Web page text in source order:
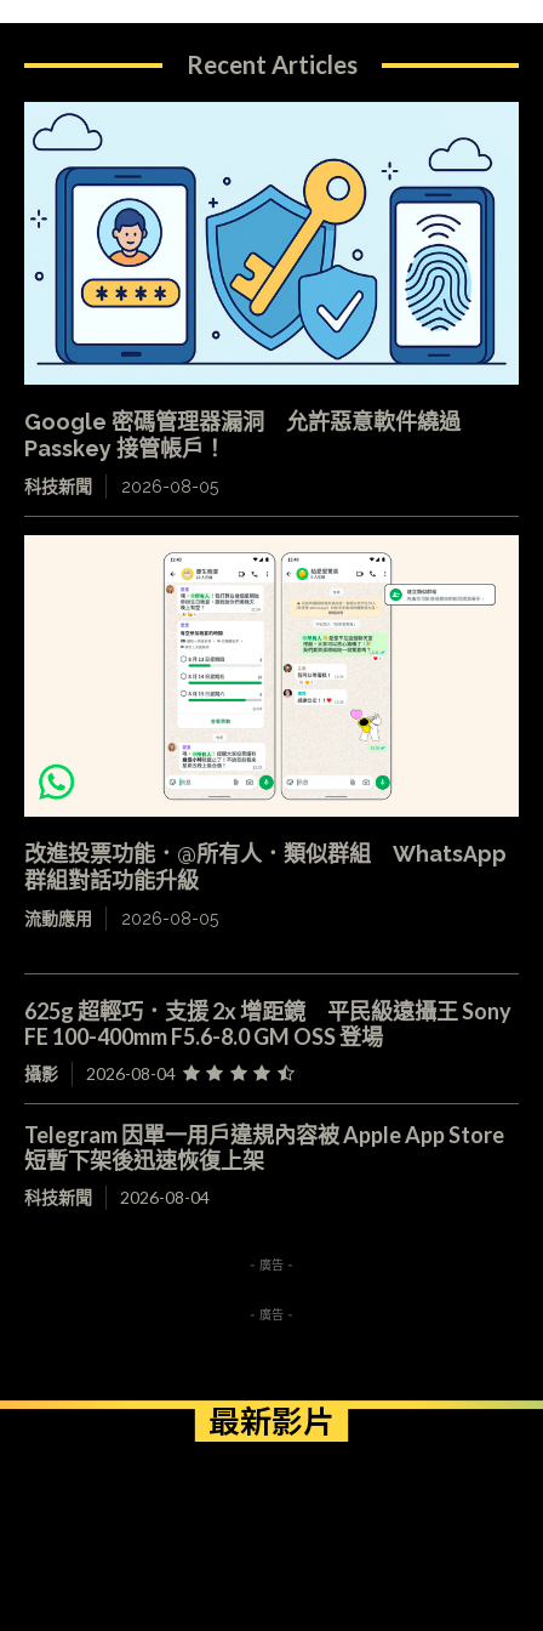
Recent Articles
Google 密碼管理器漏洞 允許惡意軟件繞過
Passkey 接管帳戶！
科技新聞 2026-08-05
改進投票功能．@所有人．類似群組 WhatsApp
群組對話功能升級
流動應用 2026-08-05
625g 超輕巧．支援 2x 增距鏡 平民級遠攝王 Sony
FE 100-400mm F5.6-8.0 GM OSS 登場
攝影 2026-08-04
Telegram 因單一用戶違規內容被 Apple App Store
短暫下架後迅速恢復上架
科技新聞 2026-08-04
- 廣告 -
- 廣告 -
最新影片